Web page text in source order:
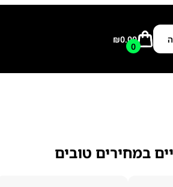
₪0.00
0
במחירים טובים